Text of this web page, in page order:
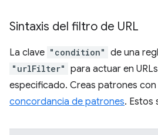
Sintaxis del filtro de URL
La clave "condition" de una
"urlFilter" para actuar en
especificado. Creas patrones con
concordancia de patrones. Estos